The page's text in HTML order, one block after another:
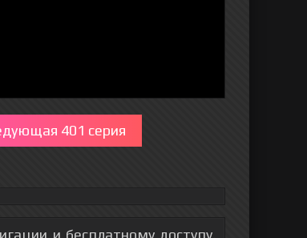
401 серия
и бесплатному доступу,